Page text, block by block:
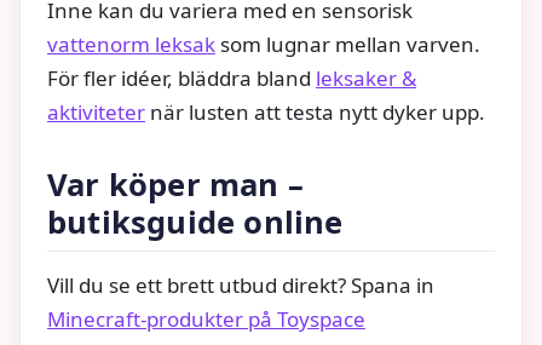
Inne kan du variera med en sensorisk
vattenorm leksak som lugnar mellan varven.
För fler idéer, bläddra bland leksaker &
aktiviteter när lusten att testa nytt dyker upp.
Var köper man –
butiksguide online
Vill du se ett brett utbud direkt? Spana in
Minecraft‑produkter på Toyspace